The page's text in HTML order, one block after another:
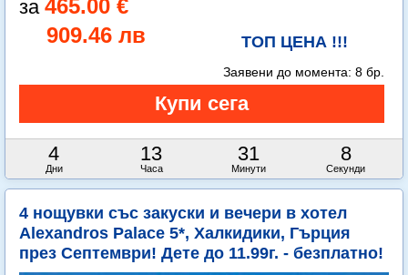
465.00 €
909.46 лв
ТОП ЦЕНА !!!
4
Дни
13
Часа
31
Минути
7
Секунди
Заявени до момента: 8 бр.
4 нощувки със закуски и вечери в хотел
Alexandros Palace 5*, Халкидики, Гърция
през Септември! Дете до 11.99г. - безплатно!